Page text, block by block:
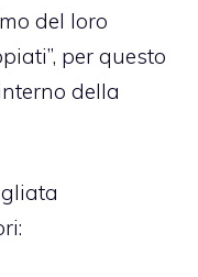
del loro
per questo
della